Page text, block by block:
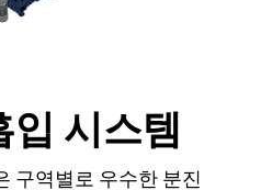
입 시스템
구역별로 우수한 분진